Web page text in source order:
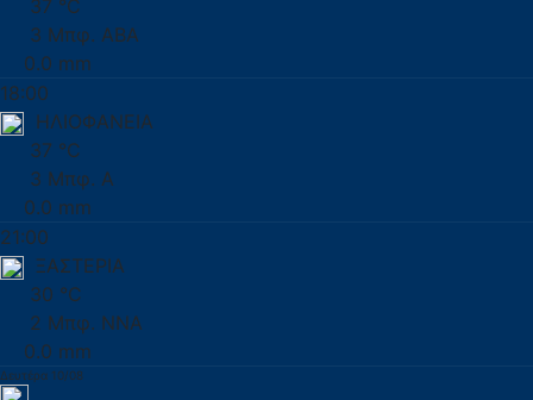
37 °C
3 Μπφ. ΑΒΑ
0.0 mm
18:00
ΗΛΙΟΦΑΝΕΙΑ
37 °C
3 Μπφ. Α
0.0 mm
21:00
ΞΑΣΤΕΡΙΑ
30 °C
2 Μπφ. ΝΝΑ
0.0 mm
Δευτέρα 10/08